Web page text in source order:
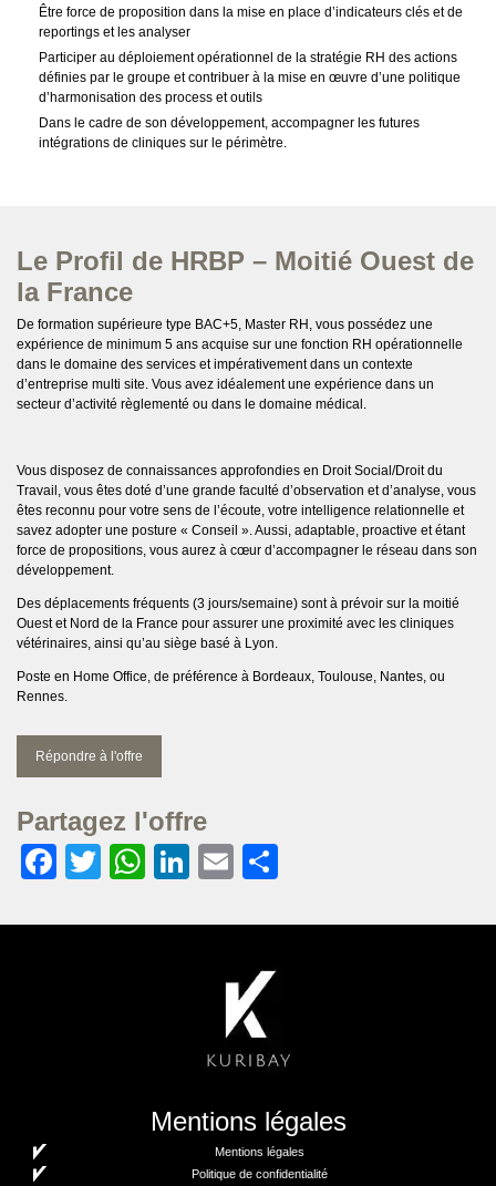
Être force de proposition dans la mise en place d’indicateurs clés et de
reportings et les analyser
Participer au déploiement opérationnel de la stratégie RH des actions
définies par le groupe et contribuer à la mise en œuvre d’une politique
d’harmonisation des process et outils
Dans le cadre de son développement, accompagner les futures
intégrations de cliniques sur le périmètre.
Le Profil de HRBP – Moitié Ouest de
la France
De formation supérieure type BAC+5, Master RH, vous possédez une
expérience de minimum 5 ans acquise sur une fonction RH opérationnelle
dans le domaine des services et impérativement dans un contexte
d’entreprise multi site. Vous avez idéalement une expérience dans un
secteur d’activité règlementé ou dans le domaine médical.
Vous disposez de connaissances approfondies en Droit Social/Droit du
Travail, vous êtes doté d’une grande faculté d’observation et d’analyse, vous
êtes reconnu pour votre sens de l’écoute, votre intelligence relationnelle et
savez adopter une posture « Conseil ». Aussi, adaptable, proactive et étant
force de propositions, vous aurez à cœur d’accompagner le réseau dans son
développement.
Des déplacements fréquents (3 jours/semaine) sont à prévoir sur la moitié
Ouest et Nord de la France pour assurer une proximité avec les cliniques
vétérinaires, ainsi qu’au siège basé à Lyon.
Poste en Home Office, de préférence à Bordeaux, Toulouse, Nantes, ou
Rennes.
Répondre à l'offre
Partagez l'offre
Facebook
TwitterWhatsApp
LinkedIn
Email
Mentions légales
Mentions légales
Politique de confidentialité